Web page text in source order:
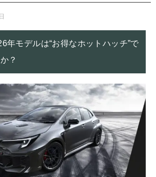
年モデルは“お得なホットハッチ”で
？